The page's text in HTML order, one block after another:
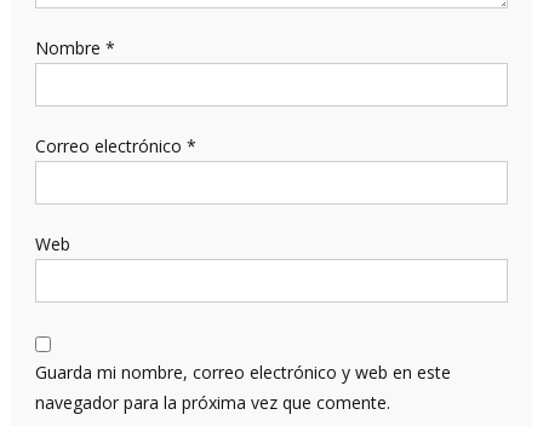
Nombre *
Correo electrónico *
Web
Guarda mi nombre, correo electrónico y web en este
navegador para la próxima vez que comente.